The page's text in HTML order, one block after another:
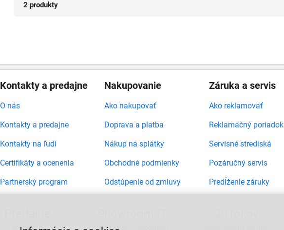
2 produkty
Kontakty a predajne
O nás
Kontakty a predajne
Kontakty na ľudí
Certifikáty a ocenenia
Partnerský program
Nakupovanie
Ako nakupovať
Doprava a platba
Nákup na splátky
Obchodné podmienky
Odstúpenie od zmluvy
Záruka a servis
Ako reklamovať
Reklamačný poriadok
Servisné strediská
Pozáručný servis
Predĺženie záruky
Bratislava, viac ako 5000 produktov